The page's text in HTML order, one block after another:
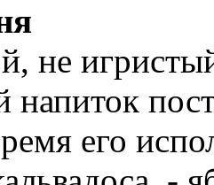
не
напиток
его